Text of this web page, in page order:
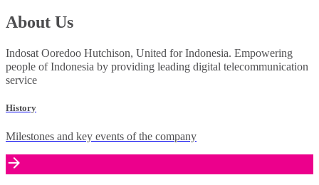
About Us
Indosat Ooredoo Hutchison, United for Indonesia. Empowering
people of Indonesia by providing leading digital telecommunication
service
History
Milestones and key events of the company